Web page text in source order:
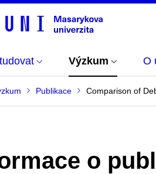
Výzkum O
Publikace Comparison of
o